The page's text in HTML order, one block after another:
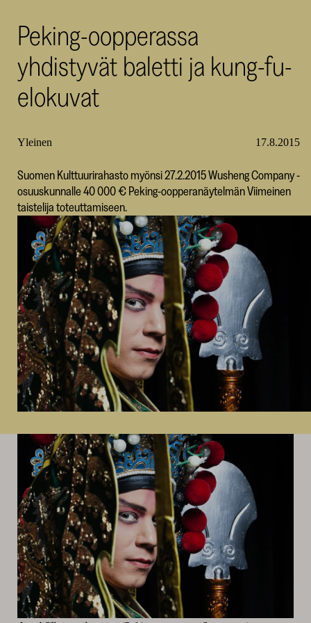
Peking-oopperassa
yhdistyvät baletti ja kung-fu-
elokuvat
Yleinen 17.8.2015
Suomen Kulttuurirahasto myönsi 27.2.2015 Wusheng Company -
osuuskunnalle 40 000 € Peking-oopperanäytelmän Viimeinen
taistelija toteuttamiseen.